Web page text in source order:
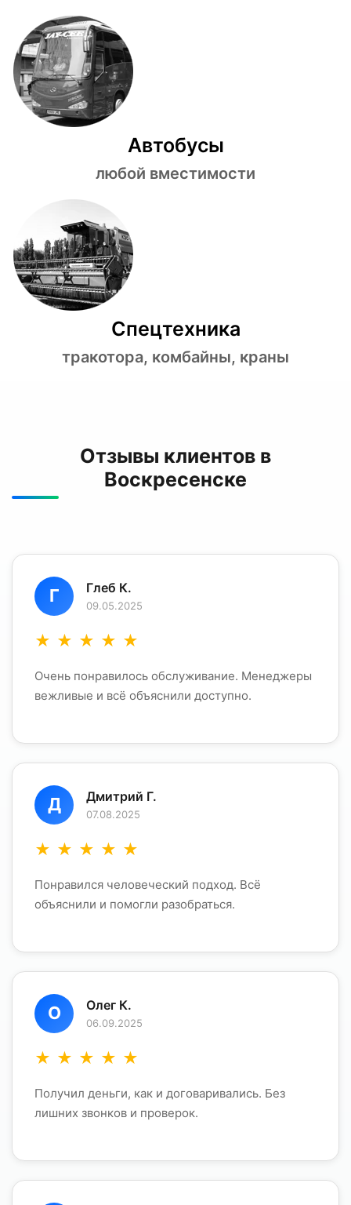
Автобусы
любой вместимости
Спецтехника
тракотора, комбайны, краны
Отзывы клиентов в
Воскресенске
Г Глеб К.
09.05.2025
★ ★ ★ ★ ★
Очень понравилось обслуживание. Менеджеры
вежливые и всё объяснили доступно.
Д Дмитрий Г.
07.08.2025
★ ★ ★ ★ ★
Понравился человеческий подход. Всё
объяснили и помогли разобраться.
О Олег К.
06.09.2025
★ ★ ★ ★ ★
Получил деньги, как и договаривались. Без
лишних звонков и проверок.